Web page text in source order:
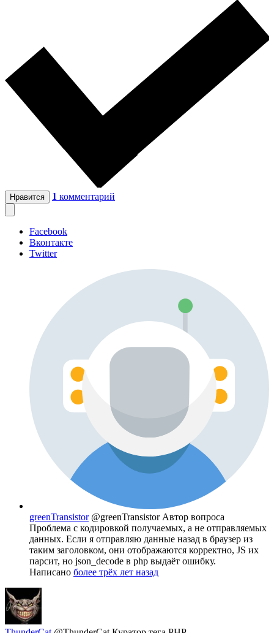
Нравится 1 комментарий
Facebook
Вконтакте
Twitter
greenTransistor @greenTransistor Автор вопроса
Проблема с кодировкой получаемых, а не отправляемых
данных. Если я отправляю данные назад в браузер из
таким заголовком, они отображаются корректно, JS их
парсит, но json_decode в php выдаёт ошибку.
Написано более трёх лет назад